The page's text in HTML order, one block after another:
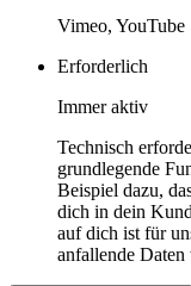
Vimeo, YouTube
Erforderlich
Immer aktiv
Technisch
grundlegende
Beispiel dazu,
dich in dein
auf dich ist für
anfallende